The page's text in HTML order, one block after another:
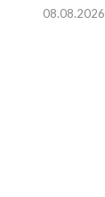
08.08.2026